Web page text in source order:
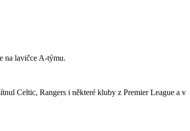
na lavičce A-týmu.
Celtic, Rangers i některé kluby z Premier League a v